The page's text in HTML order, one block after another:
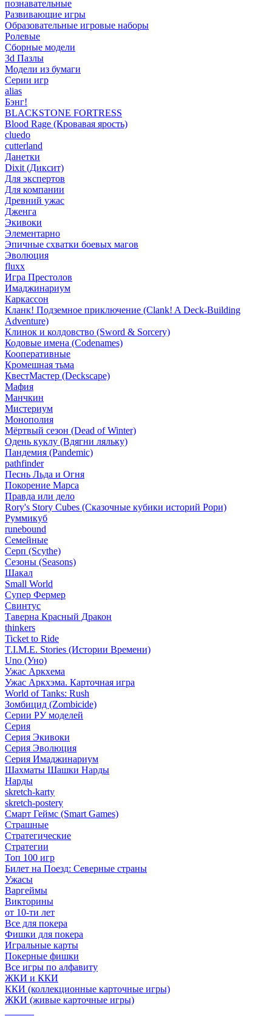
познавательные
Развивающие игры
Образовательные игровые наборы
Ролевые
Сборные модели
3d Пазлы
Модели из бумаги
Серии игр
alias
Бэнг!
BLACKSTONE FORTRESS
Blood Rage (Кровавая ярость)
cluedo
cutterland
Данетки
Dixit (Диксит)
Для экспертов
Для компании
Древний ужас
Дженга
Экивоки
Элементарно
Эпичные схватки боевых магов
Эволюция
fluxx
Игра Престолов
Имаджинариум
Каркассон
Кланк! Подземное приключение (Clank! A Deck-Building
Adventure)
Клинок и колдовство (Sword & Sorcery)
Кодовые имена (Codenames)
Кооперативные
Кромешная тьма
КвестМастер (Deckscape)
Мафия
Манчкин
Мистериум
Монополия
Мёртвый сезон (Dead of Winter)
Одень куклу (Вдягни ляльку)
Пандемия (Pandemic)
pathfinder
Песнь Льда и Огня
Покорение Марса
Правда или дело
Rory's Story Cubes (Сказочные кубики историй Рори)
Руммикуб
runebound
Семейные
Серп (Scythe)
Сезоны (Seasons)
Шакал
Small World
Супер Фермер
Свинтус
Таверна Красный Дракон
thinkers
Ticket to Ride
T.I.M.E. Stories (Истории Времени)
Uno (Уно)
Ужас Аркхема
Ужас Аркхэма. Карточная игра
World of Tanks: Rush
Зомбицид (Zombicide)
Серии РУ моделей
Серия
Серия Экивоки
Серия Эволюция
Серия Имаджинариум
Шахматы Шашки Нарды
Нарды
skretch-karty
skretch-postery
Смарт Геймс (Smart Games)
Страшные
Стратегические
Стратегии
Топ 100 игр
Билет на Поезд: Северные страны
Ужасы
Варгеймы
Викторины
от 10-ти лет
Все для покера
Фишки для покера
Игральные карты
Покерные фишки
Все игры по алфавиту
ЖКИ и ККИ
ККИ (коллекционные карточные игры)
ЖКИ (живые карточные игры)